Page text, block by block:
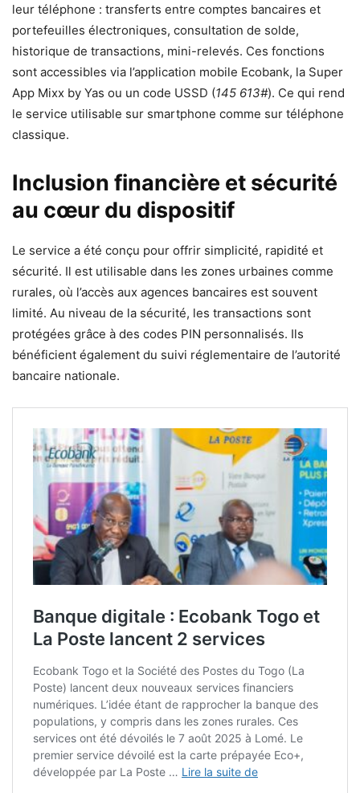
leur téléphone : transferts entre comptes bancaires et
portefeuilles électroniques, consultation de solde,
historique de transactions, mini-relevés. Ces fonctions
sont accessibles via l’application mobile Ecobank, la Super
App Mixx by Yas ou un code USSD (145 613#). Ce qui rend
le service utilisable sur smartphone comme sur téléphone
classique.
Inclusion financière et sécurité
au cœur du dispositif
Le service a été conçu pour offrir simplicité, rapidité et
sécurité. Il est utilisable dans les zones urbaines comme
rurales, où l’accès aux agences bancaires est souvent
limité. Au niveau de la sécurité, les transactions sont
protégées grâce à des codes PIN personnalisés. Ils
bénéficient également du suivi réglementaire de l’autorité
bancaire nationale.